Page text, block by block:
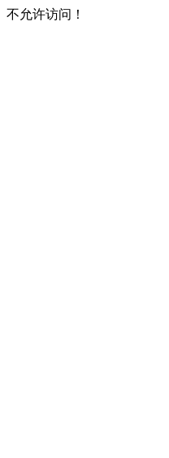
不允许访问！